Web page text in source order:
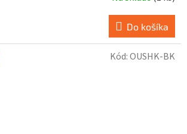
Do košíka
Kód:OUSHK-BK